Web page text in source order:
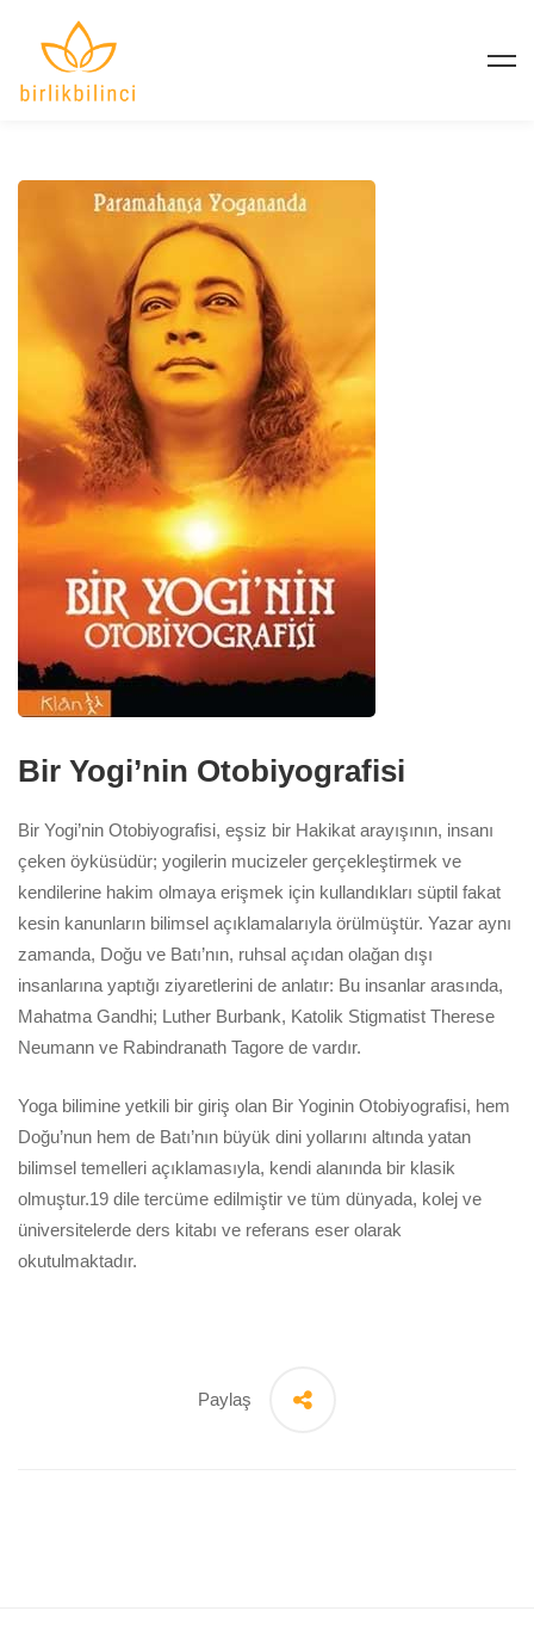
Bir Yogi’nin Otobiyografisi
Bir Yogi’nin Otobiyografisi, eşsiz bir Hakikat arayışının, insanı
çeken öyküsüdür; yogilerin mucizeler gerçekleştirmek ve
kendilerine hakim olmaya erişmek için kullandıkları süptil fakat
kesin kanunların bilimsel açıklamalarıyla örülmüştür. Yazar aynı
zamanda, Doğu ve Batı’nın, ruhsal açıdan olağan dışı
insanlarına yaptığı ziyaretlerini de anlatır: Bu insanlar arasında,
Mahatma Gandhi; Luther Burbank, Katolik Stigmatist Therese
Neumann ve Rabindranath Tagore de vardır.
Yoga bilimine yetkili bir giriş olan Bir Yoginin Otobiyografisi, hem
Doğu’nun hem de Batı’nın büyük dini yollarını altında yatan
bilimsel temelleri açıklamasıyla, kendi alanında bir klasik
olmuştur.19 dile tercüme edilmiştir ve tüm dünyada, kolej ve
üniversitelerde ders kitabı ve referans eser olarak
okutulmaktadır.
Paylaş